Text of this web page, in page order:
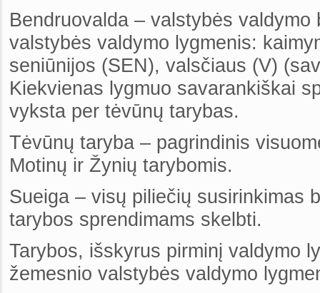
Bendruovalda – valstybės
valstybės valdymo lygmenis:
seniūnijos (SEN), valsčiaus (V)
Kiekvienas lygmuo savarankiškai
vyksta per tėvūnų tarybas.
Tėvūnų taryba – pagrindinis
Motinų ir Žynių tarybomis.
Sueiga – visų piliečių susirinkimas
tarybos sprendimams skelbti.
Tarybos, išskyrus pirminį valdymo
žemesnio valstybės valdymo